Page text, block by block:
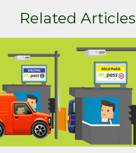
Related Articles